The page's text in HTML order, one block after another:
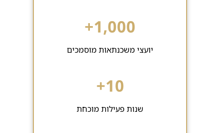
1,000+
יועצי משכנתאות מוסמכים
10+
שנות פעילות מוכחת